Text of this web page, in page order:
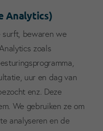
Analytics)
surft, bewaren we
zoals
uur en dag van
enz. Deze
We gebruiken ze om
analyseren en de